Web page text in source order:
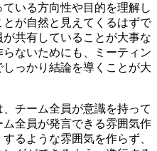
いる方向性や目的を理解し
が自然と見えてくるはずで
共有していることが大事な
ないためにも、ミーティン
っかり結論を導くことが大
チーム全員が意識を持って
全員が発言できる雰囲気作
るような雰囲気を作らず、